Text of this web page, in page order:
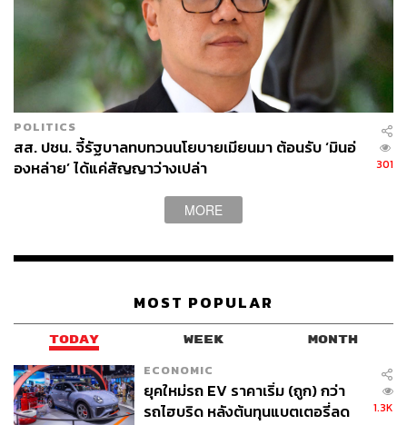
POLITICS
สส. ปชน. จี้รัฐบาลทบทวนนโยบายเมียนมา ต้อนรับ ‘มินอ่
องหล่าย’ ได้แค่สัญญาว่างเปล่า
301
MORE
MOST POPULAR
TODAY WEEK MONTH
ECONOMIC
ยุคใหม่รถ EV ราคาเริ่ม (ถูก) กว่า
รถไฮบริด หลังต้นทุนแบตเตอรี่ลด
1.3K